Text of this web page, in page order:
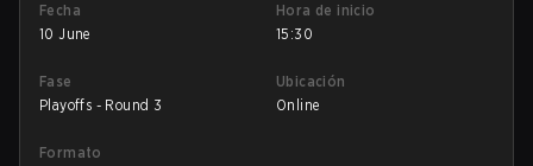
Fecha
10 June
Hora de inicio
15:30
Fase
Playoffs - Round 3
Ubicación
Online
Formato